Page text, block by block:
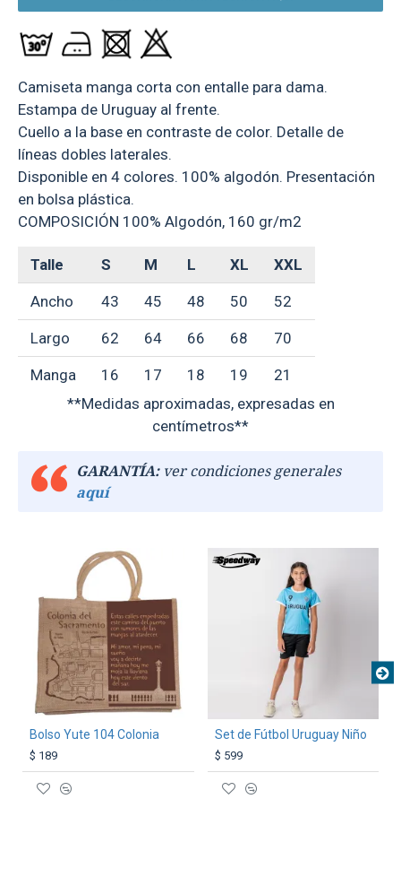
Camiseta manga corta con entalle para dama.
Estampa de Uruguay al frente.
Cuello a la base en contraste de color. Detalle de
líneas dobles laterales.
Disponible en 4 colores. 100% algodón. Presentación
en bolsa plástica.
COMPOSICIÓN 100% Algodón, 160 gr/m2
Talle S M L XL XXL
Ancho 43 45 48 50 52
Largo 62 64 66 68 70
Manga 16 17 18 19
21
**Medidas aproximadas, expresadas en
centímetros**
GARANTÍA:ver condiciones generales
aquí
Bolso Yute 104 Colonia
$ 189
TEXTTRANSPARENTE
Set de Fútbol Uruguay Niño
$ 599